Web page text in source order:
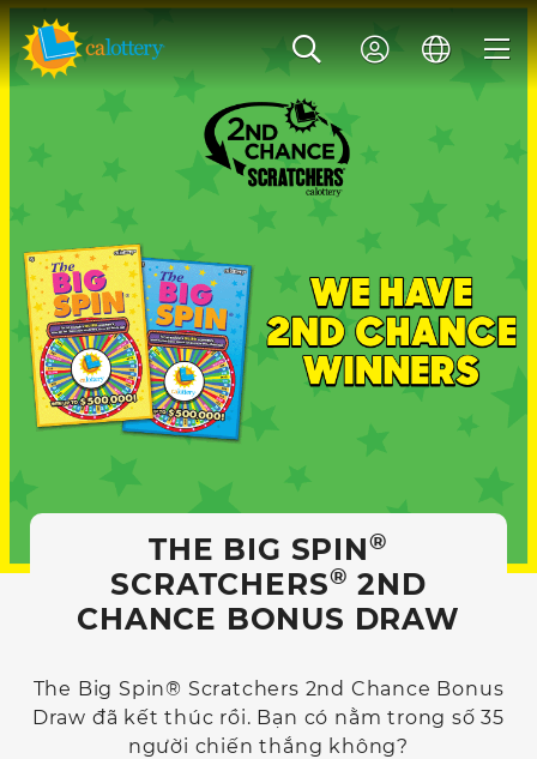
THE BIG SPIN®
SCRATCHERS® 2ND
CHANCE BONUS DRAW
The Big Spin® Scratchers 2nd Chance Bonus
Draw đã kết thúc rồi. Bạn có nằm trong số 35
người chiến thắng không?